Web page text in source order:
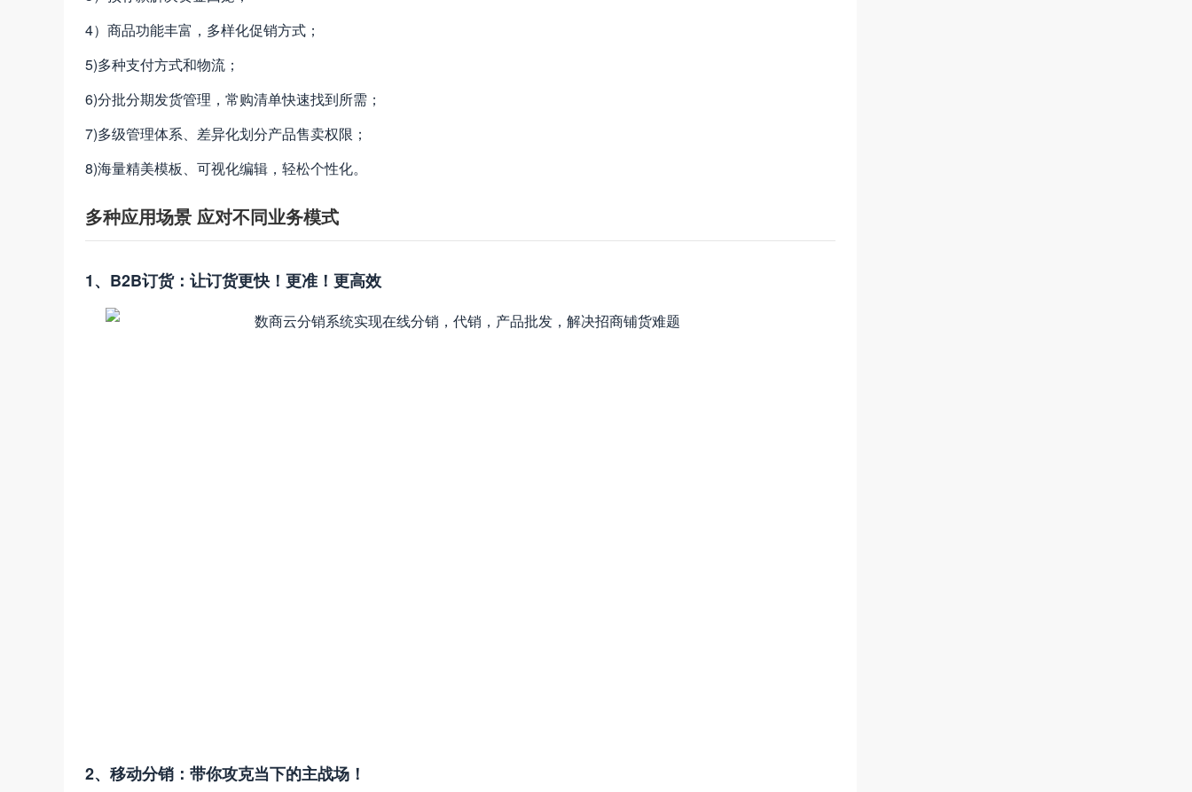
4）商品功能丰富，多样化促销方式；
5)多种支付方式和物流；
6)分批分期发货管理，常购清单快速找到所需；
7)多级管理体系、差异化划分产品售卖权限；
8)海量精美模板、可视化编辑，轻松个性化。
多种应用场景 应对不同业务模式
1、B2B订货：让订货更快！更准！更高效
2、移动分销：带你攻克当下的主战场！